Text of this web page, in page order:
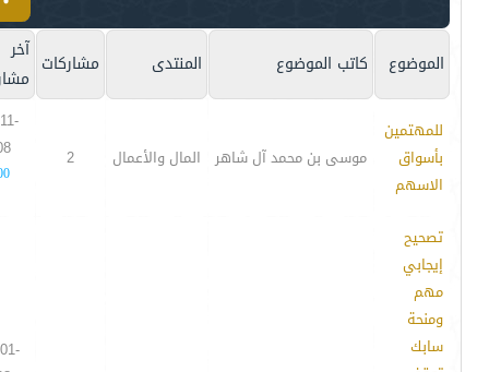
الموضوع كاتب الموضوع المنتدى مشاركات آخر
للمهتمين
بأسواق
الاسهم
موسى بن محمد آل شاهر المال والأعمال 2
تصحيح
إيجابي
مهم
ومنحة
سابك